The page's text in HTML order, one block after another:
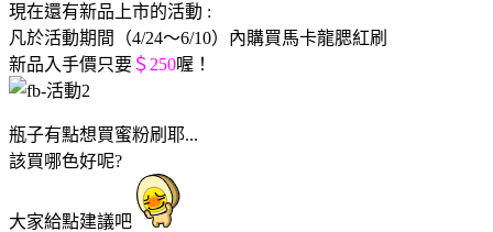
現在還有新品上市的活動 :
凡於活動期間（4/24～6/10）內購買馬卡龍腮紅刷
新品入手價只要＄250喔！
瓶子有點想買蜜粉刷耶...
該買哪色好呢?
大家給點建議吧